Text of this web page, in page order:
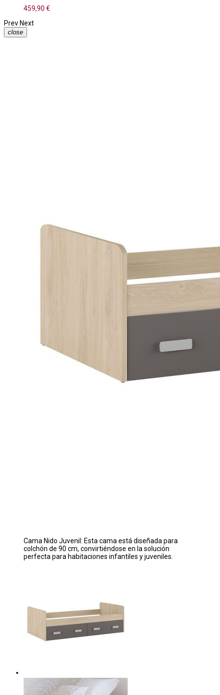
459,90 €
Prev Next
close
Cama Nido Juvenil: Esta cama está diseñada para
colchón de 90 cm, convirtiéndose en la solución
perfecta para habitaciones infantiles y juveniles.